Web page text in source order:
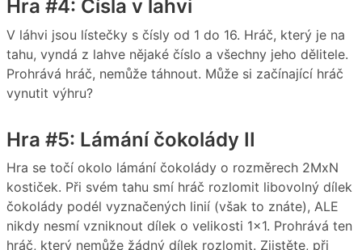
Hra #4: Čísla v lahvi
V láhvi jsou lístečky s čísly od 1 do 16. Hráč, který je na
tahu, vyndá z lahve nějaké číslo a všechny jeho dělitele.
Prohrává hráč, nemůže táhnout. Může si začínající hráč
vynutit výhru?
Hra #5: Lámání čokolády II
Hra se točí okolo lámání čokolády o rozměrech 2MxN
kostiček. Při svém tahu smí hráč rozlomit libovolný dílek
čokolády podél vyznačených linií (však to znáte), ALE
nikdy nesmí vzniknout dílek o velikosti 1×1. Prohrává ten
hráč, který nemůže žádný dílek rozlomit. Zjistěte, při